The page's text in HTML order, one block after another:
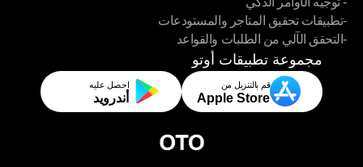
- توجيه الأوامر الذكي
-تطبيقات تحقيق المتاجر والمستودعات
-تطبيقات تحقيق المتاجر والمستودعات
-التحقق الآلي من الطلبات والقواعد
-التحقق الآلي من الطلبات والقواعد
مجموعة تطبيقات أوتو
قم بالتنزيل من
Apple Store
احصل عليه
أندرويد